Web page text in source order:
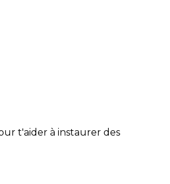
t'aider à instaurer des